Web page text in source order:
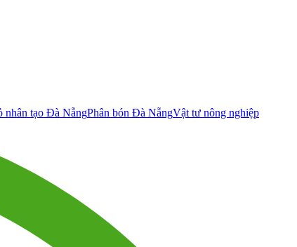
nhân tạo Đà NẵngPhân bón Đà NẵngVật tư nông nghiệp